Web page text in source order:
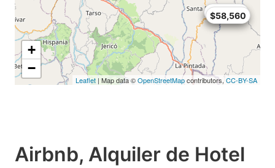
$58,560
$69,540
$69,540
+
−
Leaflet | Map data ©OpenStreetMapcontributors, CC-BY-SA
Airbnb, Alquiler de Hotel